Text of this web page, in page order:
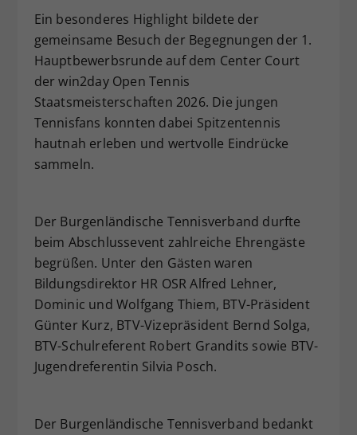
Ein besonderes Highlight bildete der
gemeinsame Besuch der Begegnungen der 1.
Hauptbewerbsrunde auf dem Center Court
der win2day Open Tennis
Staatsmeisterschaften 2026. Die jungen
Tennisfans konnten dabei Spitzentennis
hautnah erleben und wertvolle Eindrücke
sammeln.
Der Burgenländische Tennisverband durfte
beim Abschlussevent zahlreiche Ehrengäste
begrüßen. Unter den Gästen waren
Bildungsdirektor HR OSR Alfred Lehner,
Dominic und Wolfgang Thiem, BTV-Präsident
Günter Kurz, BTV-Vizepräsident Bernd Solga,
BTV-Schulreferent Robert Grandits sowie BTV-
Jugendreferentin Silvia Posch.
Der Burgenländische Tennisverband bedankt